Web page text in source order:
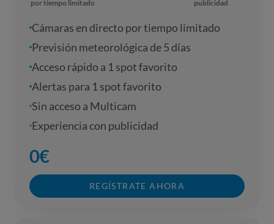
por tiempo limitado
publicidad
Cámaras en directo por tiempo limitado
Previsión meteorológica de 5 días
Acceso rápido a 1 spot favorito
Alertas para 1 spot favorito
Sin acceso a Multicam
Experiencia con publicidad
0€
REGÍSTRATE AHORA